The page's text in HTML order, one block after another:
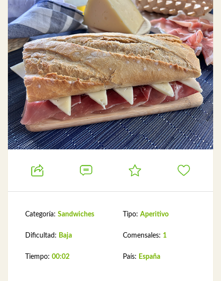
Categoría: Sandwiches
Dificultad: Baja
Tiempo: 00:02
Tipo: Aperitivo
Comensales: 1
País: España